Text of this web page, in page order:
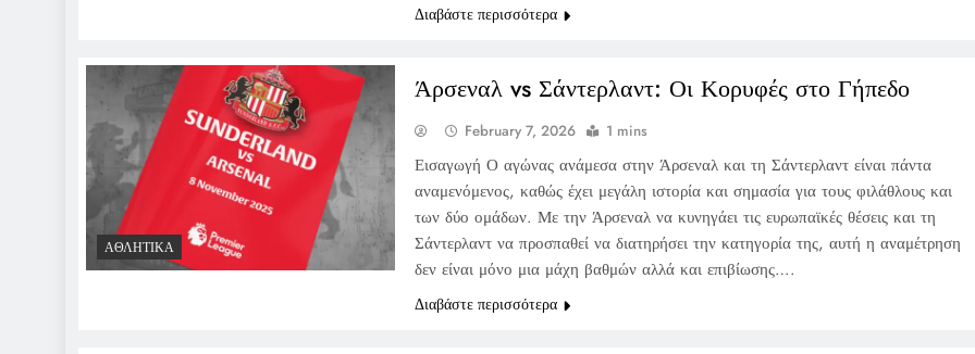
Διαβάστε περισσότερα
ΑΘΛΗΤΙΚΆ
Άρσεναλ vs Σάντερλαντ: Οι Κορυφές στο Γήπεδο
February 7, 2026 1 mins
Εισαγωγή Ο αγώνας ανάμεσα στην Άρσεναλ και τη Σάντερλαντ είναι πάντα
αναμενόμενος, καθώς έχει μεγάλη ιστορία και σημασία για τους φιλάθλους και
των δύο ομάδων. Με την Άρσεναλ να κυνηγάει τις ευρωπαϊκές θέσεις και τη
Σάντερλαντ να προσπαθεί να διατηρήσει την κατηγορία της, αυτή η αναμέτρηση
δεν είναι μόνο μια μάχη βαθμών αλλά και επιβίωσης….
Διαβάστε περισσότερα